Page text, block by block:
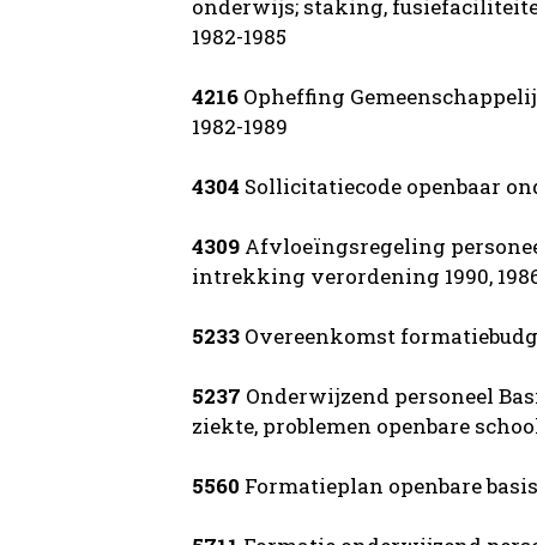
onderwijs; staking,
1982-1985
4216 Opheffing
1982-1989
4304 Sollicitatiecode openbaar
4309 Afvloeïngsregeling
intrekking verordening 1990,
5233 Overeenkomst
5237 Onderwijzend personeel
ziekte, problemen openbare
5560 Formatieplan openbare